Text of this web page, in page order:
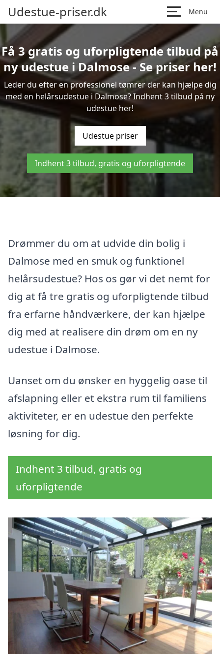
Udestue-priser.dk Menu
Få 3 gratis og uforpligtende tilbud på
ny udestue i Dalmose - Se priser her!
Leder du efter en professionel tømrer der kan hjælpe dig
med en helårsudestue i Dalmose? Indhent 3 tilbud på ny
udestue her!
Udestue priser
Indhent 3 tilbud, gratis og uforpligtende
Drømmer du om at udvide din bolig i
Dalmose med en smuk og funktionel
helårsudestue? Hos os gør vi det nemt for
dig at få tre gratis og uforpligtende tilbud
fra erfarne håndværkere, der kan hjælpe
dig med at realisere din drøm om en ny
udestue i Dalmose.
Uanset om du ønsker en hyggelig oase til
afslapning eller et ekstra rum til familiens
aktiviteter, er en udestue den perfekte
løsning for dig.
Indhent 3 tilbud, gratis og
uforpligtende